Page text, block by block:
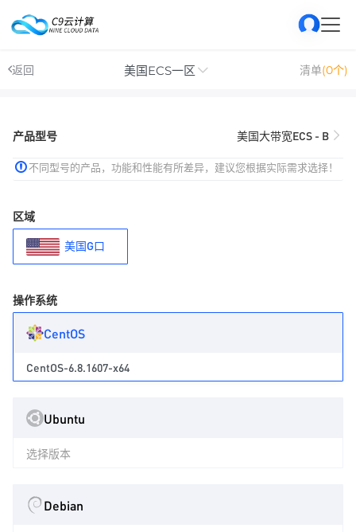
返回 美国ECS一区 清单(0个)
产品型号 美国大带宽ECS - B
不同型号的产品，功能和性能有所差异，建议您根据实际需求选择！
区域
美国G口
操作系统
CentOS
CentOS-6.8.1607-x64
Ubuntu
选择版本
Debian